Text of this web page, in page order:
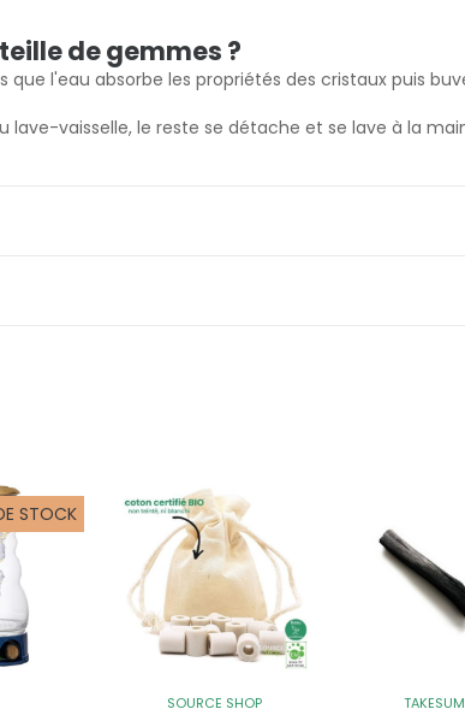
de gemmes ?
que l'eau absorbe les propriétés des cristaux puis
lave-vaisselle, le reste se détache et se lave à la
STOCK
SOURCE SHOP